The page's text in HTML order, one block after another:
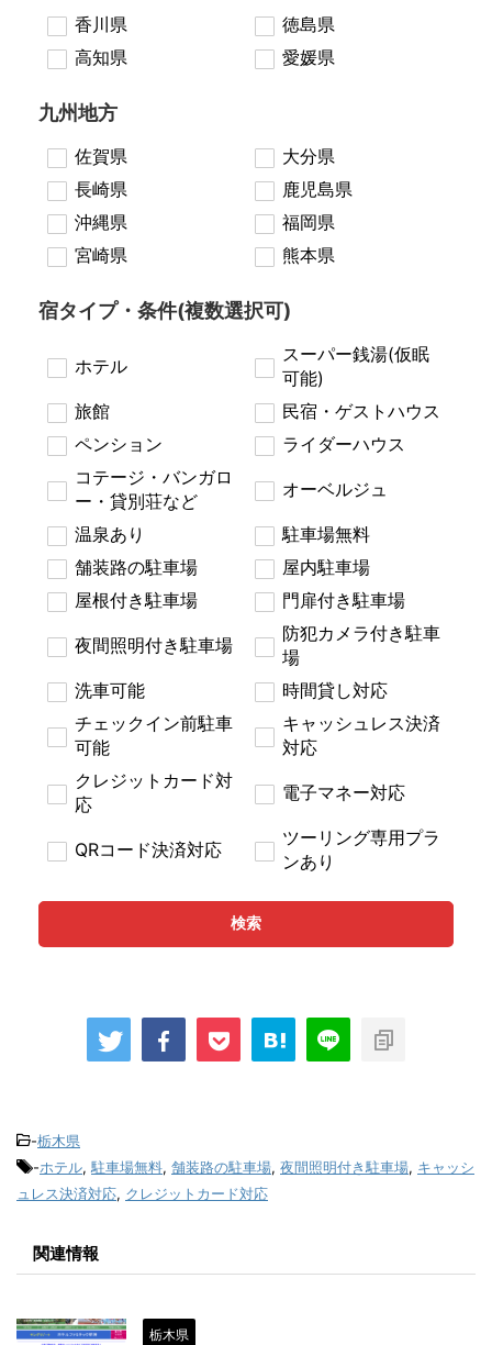
香川県
徳島県
高知県
愛媛県
九州地方
佐賀県
大分県
長崎県
鹿児島県
沖縄県
福岡県
宮崎県
熊本県
宿タイプ・条件(複数選択可)
ホテル
スーパー銭湯(仮眠
可能)
旅館
民宿・ゲストハウス
ペンション
ライダーハウス
コテージ・バンガロ
ー・貸別荘など
オーベルジュ
温泉あり
駐車場無料
舗装路の駐車場
屋内駐車場
屋根付き駐車場
門扉付き駐車場
夜間照明付き駐車場
防犯カメラ付き駐車
場
洗車可能
時間貸し対応
チェックイン前駐車
可能
キャッシュレス決済
対応
クレジットカード対
応
電子マネー対応
QRコード決済対応
ツーリング専用プラ
ンあり
検索
-栃木県
-ホテル,駐車場無料, 舗装路の駐車場, 夜間照明付き駐車場, キャッシ
ュレス決済対応, クレジットカード対応
関連情報
栃木県